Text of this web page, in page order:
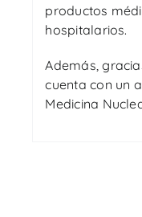
productos
hospitalarios.
Además,
cuenta con un
Medicina